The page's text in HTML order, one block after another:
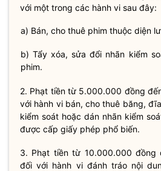
với một trong các hành vi sau đây:
a) Bán, cho thuê phim thuộc diện
b) Tẩy xóa, sửa đổi nhãn kiểm
phim.
2. Phạt tiền từ 5.000.000 đồng
với hành vi bán, cho thuê băng,
kiểm soát hoặc dán nhãn kiểm
được cấp giấy phép phổ biến.
3. Phạt tiền từ 10.000.000 đồng
đối với hành vi đánh tráo nội